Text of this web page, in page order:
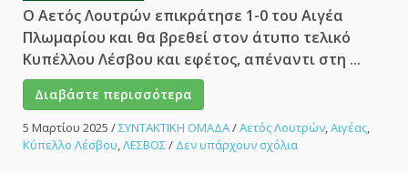
Ο Αετός Λουτρών επικράτησε 1-0 του Αιγέα
Πλωμαρίου και θα βρεθεί στον άτυπο τελικό
Κυπέλλου Λέσβου και εφέτος, απέναντι στη ...
Διαβάστε περισσότερα
5 Μαρτίου 2025 /ΣΥΝΤΑΚΤΙΚΗ ΟΜΑΔΑ/Αετός Λουτρών Αιγέας
Κύπελλο Λέσβου ΛΕΣΒΟΣ/ Δεν υπάρχουν σχόλιαστο